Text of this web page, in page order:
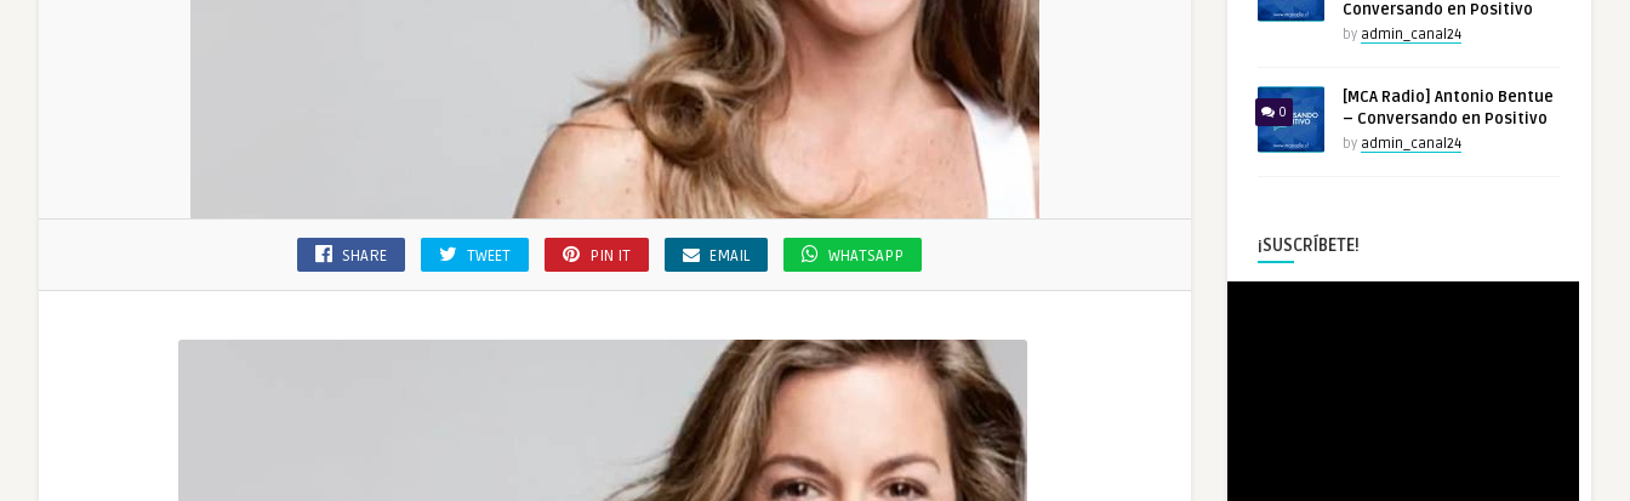
SHARE TWEET PIN IT EMAIL WHATSAPP
Conversando en Positivo
by admin_canal24
0
[MCA Radio] Antonio Bentue
– Conversando en Positivo
by admin_canal24
¡SUSCRÍBETE!